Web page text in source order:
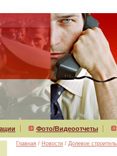
Фото/Видеоотчеты
Главная / Новости / Долевое